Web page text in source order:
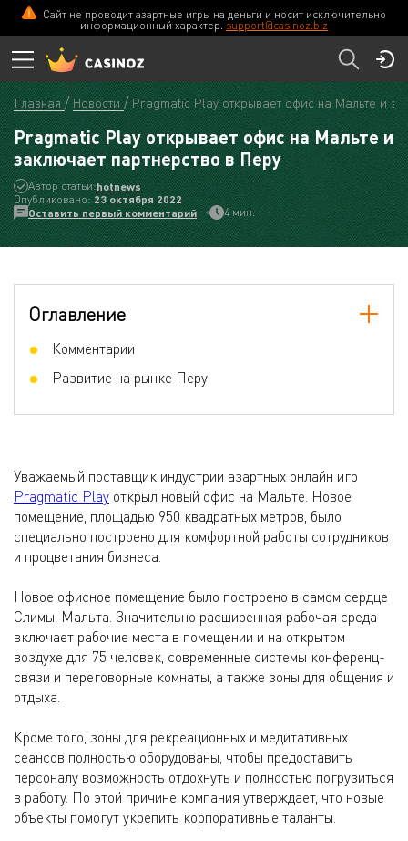
Сайт не проводит азартные игры на деньги и носит исключительно
информационный характер. support@casinoz.biz
Главная Новости Pragmatic Play открывает офис на Мальте и
Pragmatic Play открывает офис на Мальте и
заключает партнерство в Перу
Автор статьи:hotnews
Опубликовано: 23 октября 2022
Оставить первый комментарий
4 мин.
Оглавление
Комментарии
Развитие на рынке Перу
Уважаемый поставщик индустрии азартных онлайн игр
Pragmatic Play открыл новый офис на Мальте. Новое
помещение, площадью 950 квадратных метров, было
специально построено для комфортной работы сотрудников
и процветания бизнеса.
Новое офисное помещение было построено в самом сердце
Слимы, Мальта. Значительно расширенная рабочая среда
включает рабочие места в помещении и на открытом
воздухе для 75 человек, современные системы конференц-
связи и переговорные комнаты, а также зоны для общения и
отдыха.
Кроме того, зоны для рекреационных и медитативных
сеансов полностью оборудованы, чтобы предоставить
персоналу возможность отдохнуть и полностью погрузиться
в работу. По этой причине компания утверждает, что новые
объекты помогут укрепить корпоративные таланты.